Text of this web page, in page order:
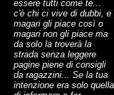
essere tutti come te...
c'è chi ci vive di dubbi, e
magari gli piace così o
magari non gli piace ma
da solo la troverà la
strada senza leggere
pagine piene di consigli
da ragazzini... Se la tua
intenzione era solo quella